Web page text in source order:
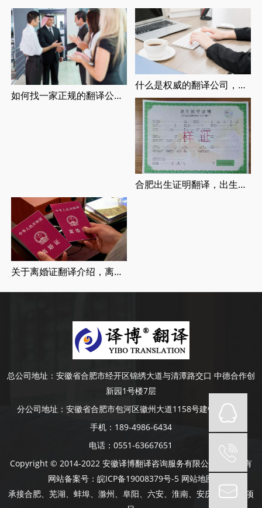
如何找一家正规的翻译公司，找正规翻译公司有哪些要求
什么是权威的翻译公司，正规翻译公司介绍
合肥出生证明翻译，出生证明翻译认证流程
关于离婚证翻译介绍，离婚证翻译流程
总公司地址： 安徽省合肥市经开区锦绣大道与清潭路交口 中德合作创
新园1号楼7层
分公司地址： 安徽省合肥市包河区徽州大道1158号建银大厦4楼
手机： 189-4986-6434
电话：0551-63667651
Copyright © 2014-2022 安徽译博翻译咨询服务有限公司 版权所有
网站备案号： 皖ICP备19008379号-5 网站地图
承接合肥、芜湖、蚌埠、滁州、阜阳、六安、淮南、安庆等地口译项